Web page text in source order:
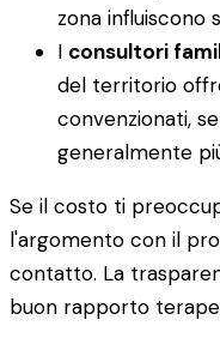
zona influiscono
I consultori
del territorio
convenzionati,
generalmente
Se il costo ti
l'argomento con il
contatto. La
buon rapporto